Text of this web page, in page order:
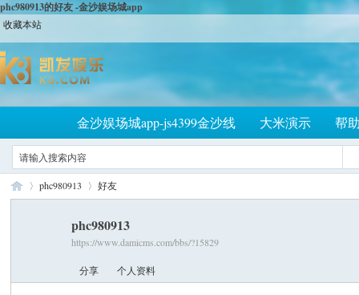
phc980913的好友 -金沙娱场城app
收藏本站
金沙娱场城app-js4399金沙线 大米演示 帮
phc980913 好友
phc980913
https://www.damicms.com/bbs/?15829
分享 个人资料